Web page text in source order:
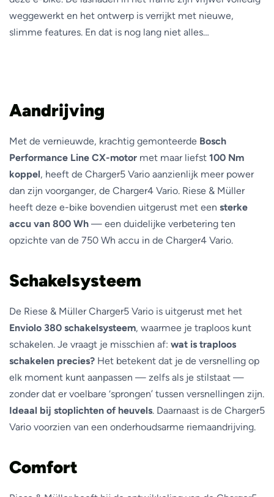
weggewerkt en het ontwerp is verrijkt met nieuwe,
slimme features. En dat is nog lang niet alles…
Aandrijving
Met de vernieuwde, krachtig gemonteerde Bosch
Performance Line CX-motor met maar liefst 100 Nm
koppel, heeft de Charger5 Vario aanzienlijk meer power
dan zijn voorganger, de Charger4 Vario. Riese & Müller
heeft deze e-bike bovendien uitgerust met een sterke
accu van 800 Wh — een duidelijke verbetering ten
opzichte van de 750 Wh accu in de Charger4 Vario.
Schakelsysteem
De Riese & Müller Charger5 Vario is uitgerust met het
Enviolo 380 schakelsysteem, waarmee je traploos kunt
schakelen. Je vraagt je misschien af: wat is traploos
schakelen precies? Het betekent dat je de versnelling op
elk moment kunt aanpassen — zelfs als je stilstaat —
zonder dat er voelbare ‘sprongen’ tussen versnellingen zijn.
Ideaal bij stoplichten of heuvels. Daarnaast is de Charger5
Vario voorzien van een onderhoudsarme riemaandrijving.
Comfort